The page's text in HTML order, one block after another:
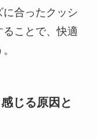
合ったクッシ
ことで、快適
じる原因と